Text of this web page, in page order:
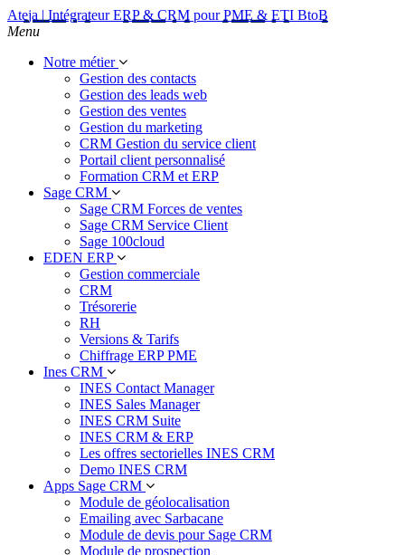
Ateja | Intégrateur ERP & CRM pour PME & ETI BtoB
Menu
Notre métier
Gestion des contacts
Gestion des leads web
Gestion des ventes
Gestion du marketing
CRM Gestion du service client
Portail client personnalisé
Formation CRM et ERP
Sage CRM
Sage CRM Forces de ventes
Sage CRM Service Client
Sage 100cloud
EDEN ERP
Gestion commerciale
CRM
Trésorerie
RH
Versions & Tarifs
Chiffrage ERP PME
Ines CRM
INES Contact Manager
INES Sales Manager
INES CRM Suite
INES CRM & ERP
Les offres sectorielles INES CRM
Demo INES CRM
Apps Sage CRM
Module de géolocalisation
Emailing avec Sarbacane
Module de devis pour Sage CRM
Module de prospection